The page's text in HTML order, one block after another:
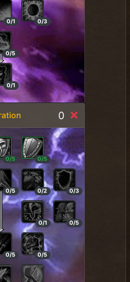
0/1 0/3
0/5
0/1
0
0/5 0/5
0/5 0/2 0/3
0/1 0/5
0/5 0/5